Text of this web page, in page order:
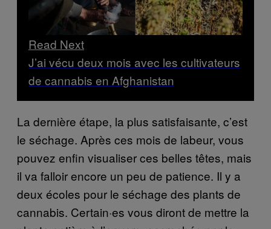
Read Next
J’ai vécu deux mois avec les cultivateurs
de cannabis en Afghanistan
La dernière étape, la plus satisfaisante, c’est
le séchage. Après ces mois de labeur, vous
pouvez enfin visualiser ces belles têtes, mais
il va falloir encore un peu de patience. Il y a
deux écoles pour le séchage des plants de
cannabis. Certain·es vous diront de mettre la